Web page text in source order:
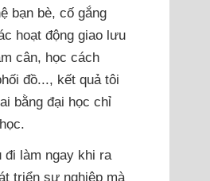
bạn bè, cố gắng
hoạt động giao lưu
cân, học cách
đồ..., kết quả tôi
bằng đại học chỉ
đi làm ngay khi ra
triển sự nghiệp mà